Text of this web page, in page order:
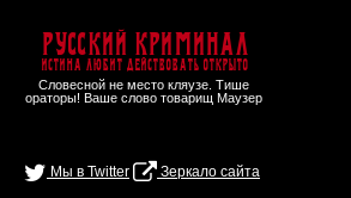
Русский Криминал
Истина любит действовать открыто
Словесной не место кляузе. Тише
ораторы! Ваше слово товарищ Маузер
Мы в Twitter Зеркало сайта